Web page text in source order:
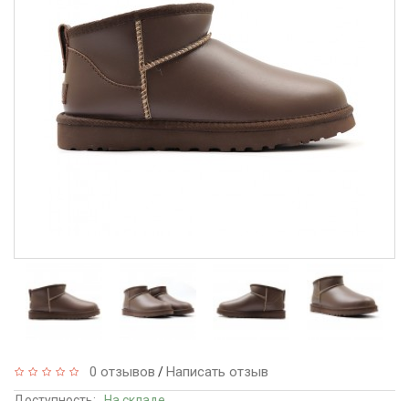
0 отзывов /Написать отзыв